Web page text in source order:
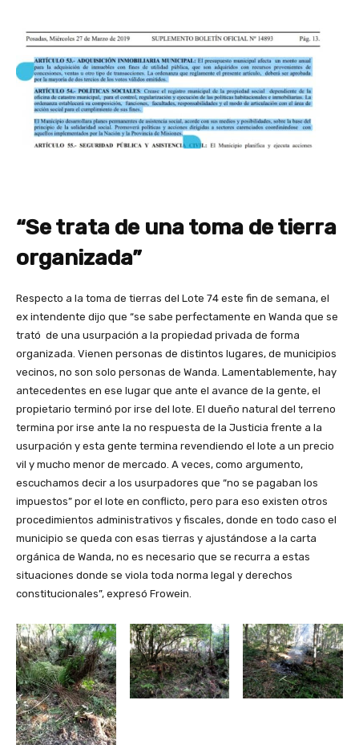
“Se trata de una toma de tierra
organizada”
Respecto a la toma de tierras del Lote 74 este fin de semana, el
ex intendente dijo que “se sabe perfectamente en Wanda que se
trató de una usurpación a la propiedad privada de forma
organizada. Vienen personas de distintos lugares, de municipios
vecinos, no son solo personas de Wanda. Lamentablemente, hay
antecedentes en ese lugar que ante el avance de la gente, el
propietario terminó por irse del lote. El dueño natural del terreno
termina por irse ante la no respuesta de la Justicia frente a la
usurpación y esta gente termina revendiendo el lote a un precio
vil y mucho menor de mercado. A veces, como argumento,
escuchamos decir a los usurpadores que “no se pagaban los
impuestos” por el lote en conflicto, pero para eso existen otros
procedimientos administrativos y fiscales, donde en todo caso el
municipio se queda con esas tierras y ajustándose a la carta
orgánica de Wanda, no es necesario que se recurra a estas
situaciones donde se viola toda norma legal y derechos
constitucionales”, expresó Frowein.